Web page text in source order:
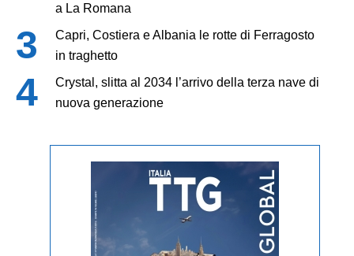
a La Romana
Capri, Costiera e Albania le rotte di Ferragosto
in traghetto
Crystal, slitta al 2034 l’arrivo della terza nave di
nuova generazione